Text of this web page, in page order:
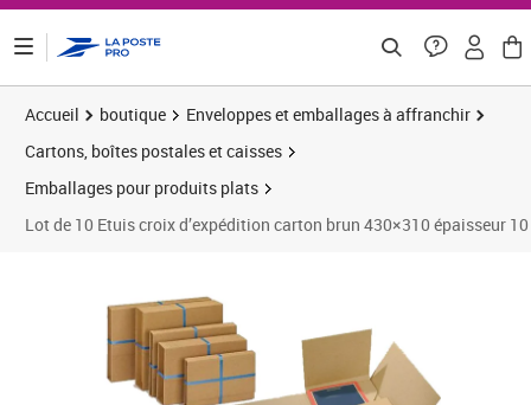
Accueil boutique
Enveloppes et emballages à affranchir
Cartons, boîtes postales et caisses
Emballages pour produits plats
Lot de 10 Etuis croix d’expédition carton brun 430×310 épaisseur